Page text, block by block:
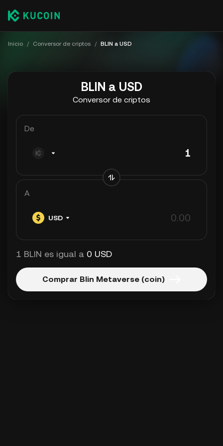
Inicio / Conversor de criptos / BLIN a USD
BLIN a USD
Conversor de criptos
De
A
USD
1 BLIN es igual a 0 USD
Comprar Blin Metaverse (coin)